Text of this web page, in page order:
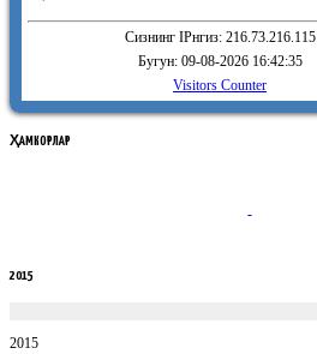
Сизнинг IPнгиз: 216.73.216.115
Бугун: 09-08-2026 16:42:35
Visitors Counter
ҲАМКОРЛАР
2015
2015